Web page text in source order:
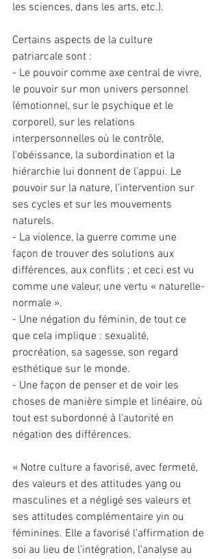
les sciences, dans les arts, etc.).
Certains aspects de la culture
patriarcale sont :
- Le pouvoir comme axe central de vivre,
le pouvoir sur mon univers personnel
(émotionnel, sur le psychique et le
corporel), sur les relations
interpersonnelles où le contrôle,
l’obéissance, la subordination et la
hiérarchie lui donnent de l’appui. Le
pouvoir sur la nature, l’intervention sur
ses cycles et sur les mouvements
naturels.
- La violence, la guerre comme une
façon de trouver des solutions aux
différences, aux conflits ; et ceci est vu
comme une valeur, une vertu « naturelle-
normale ».
- Une négation du féminin, de tout ce
que cela implique : sexualité,
procréation, sa sagesse, son regard
esthétique sur le monde.
- Une façon de penser et de voir les
choses de manière simple et linéaire, où
tout est subordonné à l’autorité en
négation des différences.
« Notre culture a favorisé, avec fermeté,
des valeurs et des attitudes yang ou
masculines et a négligé ses valeurs et
ses attitudes complémentaire yin ou
féminines. Elle a favorisé l’affirmation de
soi au lieu de l’intégration, l’analyse au